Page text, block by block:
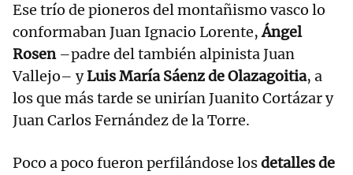
Ese trío de pioneros del montañismo vasco lo
conformaban Juan Ignacio Lorente,Ángel
Rosen–padre del también alpinista Juan
Vallejo– yLuis María Sáenz de Olazagoitia, a
los que más tarde se unirían Juanito Cortázar y
Juan Carlos Fernández de la Torre.
Poco a poco fueron perfilándose losdetalles de